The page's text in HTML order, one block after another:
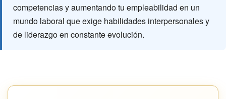
competencias y aumentando tu empleabilidad en un
mundo laboral que exige habilidades interpersonales y
de liderazgo en constante evolución.